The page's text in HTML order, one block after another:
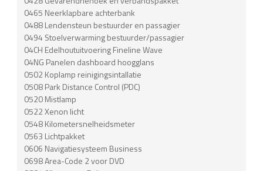
0465 Neerklapbare achterbank
0488 Lendensteun bestuurder en passagier
0494 Stoelverwarming bestuurder/passagier
04CH Edelhoutuitvoering Fineline Wave
04NG Panelen dashboard hoogglans
0502 Koplamp reinigingsintallatie
0508 Park Distance Control (PDC)
0520 Mistlamp
0522 Xenon licht
0548 Kilometersnelheidsmeter
0563 Lichtpakket
0606 Navigatiesysteem Business
0698 Area-Code 2 voor DVD